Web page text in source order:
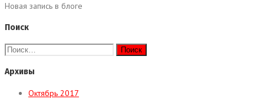
Новая запись в блоге
Поиск
Найти:
Архивы
Октябрь 2017